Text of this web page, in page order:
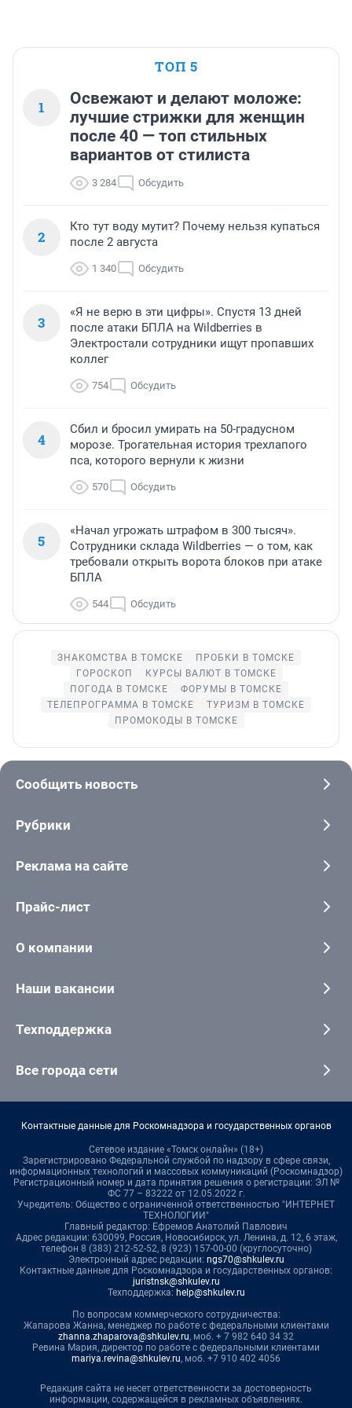
ТОП 5
1
Освежают и делают моложе:
лучшие стрижки для женщин
после 40 — топ стильных
вариантов от стилиста
3 284 Обсудить
2
Кто тут воду мутит? Почему нельзя купаться
после 2 августа
1 340 Обсудить
3
«Я не верю в эти цифры». Спустя 13 дней
после атаки БПЛА на Wildberries в
Электростали сотрудники ищут пропавших
коллег
754 Обсудить
4
Сбил и бросил умирать на 50-градусном
морозе. Трогательная история трехлапого
пса, которого вернули к жизни
570 Обсудить
5
«Начал угрожать штрафом в 300 тысяч».
Сотрудники склада Wildberries — о том, как
требовали открыть ворота блоков при атаке
БПЛА
544 Обсудить
ЗНАКОМСТВА В ТОМСКЕ
ПРОБКИ В ТОМСКЕ
ГОРОСКОП
КУРСЫ ВАЛЮТ В ТОМСКЕ
ПОГОДА В ТОМСКЕ
ФОРУМЫ В ТОМСКЕ
ТЕЛЕПРОГРАММА В ТОМСКЕ
ТУРИЗМ В ТОМСКЕ
ПРОМОКОДЫ В ТОМСКЕ
Сообщить новость
Рубрики
Реклама на сайте
Прайс-лист
О компании
Наши вакансии
Техподдержка
Все города сети
Контактные данные для Роскомнадзора и государственных органов
Сетевое издание «Томск онлайн» (18+)
Зарегистрировано Федеральной службой по надзору в сфере связи,
информационных технологий и массовых коммуникаций (Роскомнадзор)
Регистрационный номер и дата принятия решения о регистрации: ЭЛ №
ФС 77 – 83222 от 12.05.2022 г.
Учредитель: Общество с ограниченной ответственностью "ИНТЕРНЕТ
ТЕХНОЛОГИИ"
Главный редактор: Ефремов Анатолий Павлович
Адрес редакции: 630099, Россия, Новосибирск, ул. Ленина, д. 12, 6 этаж,
телефон 8 (383) 212-52-52, 8 (923) 157-00-00 (круглосуточно)
Электронный адрес редакции: ngs70@shkulev.ru
Контактные данные для Роскомнадзора и государственных органов:
juristnsk@shkulev.ru
Техподдержка: help@shkulev.ru
По вопросам коммерческого сотрудничества:
Жапарова Жанна, менеджер по работе с федеральными клиентами
zhanna.zhaparova@shkulev.ru, моб. + 7 982 640 34 32
Ревина Мария, директор по работе с федеральными клиентами
mariya.revina@shkulev.ru, моб. +7 910 402 4056
Редакция сайта не несет ответственности за достоверность
информации, содержащейся в рекламных объявлениях.